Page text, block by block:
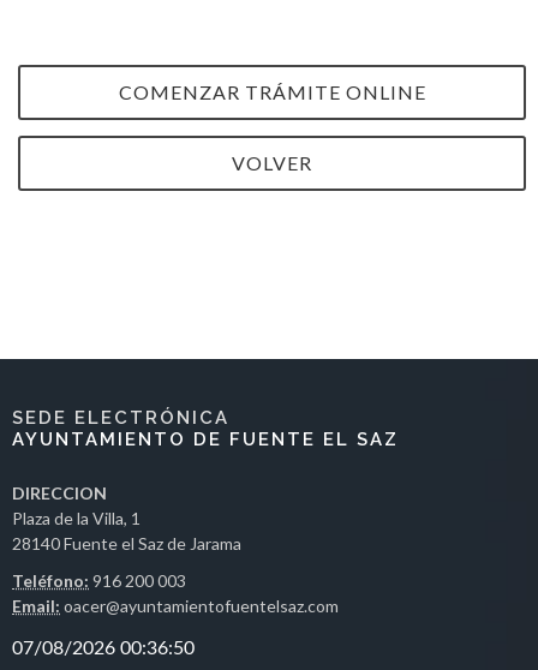
COMENZAR TRÁMITE ONLINE
VOLVER
SEDE ELECTRÓNICA
AYUNTAMIENTO DE FUENTE EL SAZ
DIRECCION
Plaza de la Villa, 1
28140 Fuente el Saz de Jarama
Teléfono: 916 200 003
Email: oacer@ayuntamientofuentelsaz.com